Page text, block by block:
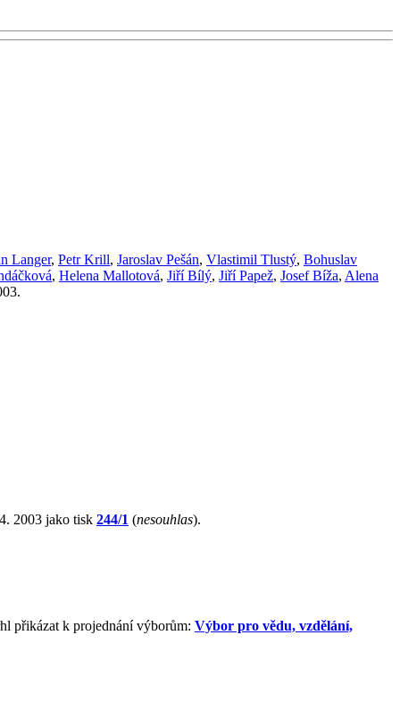
Langer, Petr Krill, Jaroslav Pešán, Vlastimil Tlustý, Bohuslav
, Helena Mallotová, Jiří Bílý, Jiří Papež, Josef Bíža, Alena
2003 jako tisk 244/1 (nesouhlas).
přikázat k projednání výborům: Výbor pro vědu, vzdělání,